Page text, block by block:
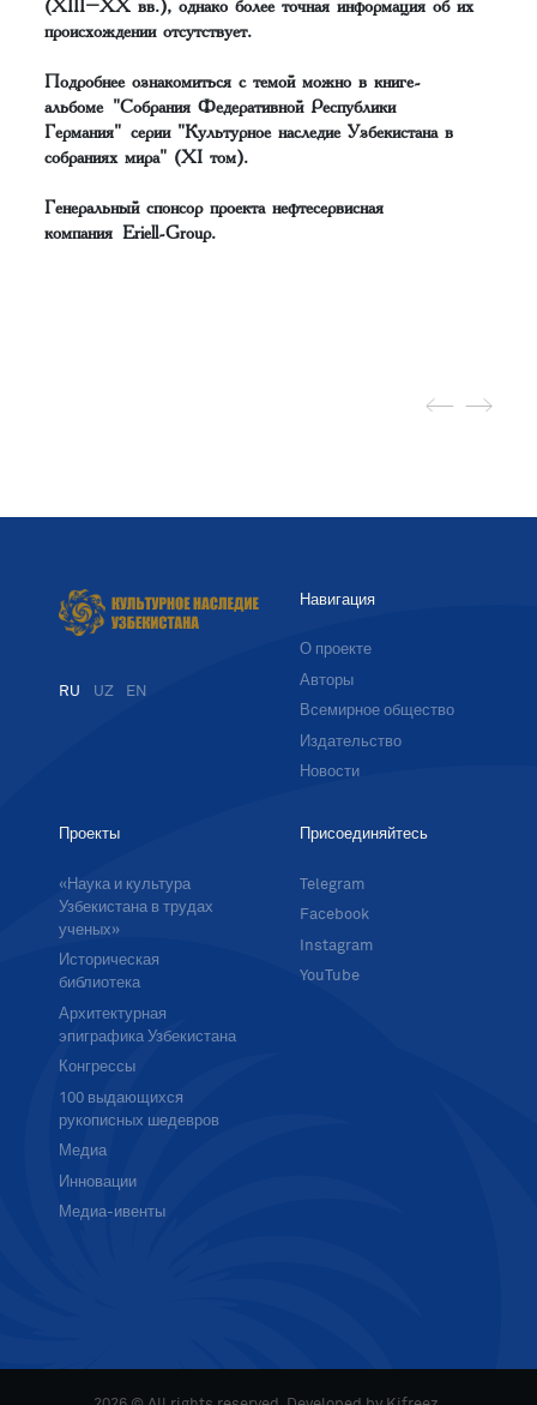
(XIII–XX вв.), однако более точная информация об их
происхождении отсутствует.
Подробнее ознакомиться с темой можно в книге-
альбоме "Собрания Федеративной Республики
Германия" серии "Культурное наследие Узбекистана в
собраниях мира" (XI том).
Генеральный спонсор проекта нефтесервисная
компания Eriell-Group.
RU UZ EN
Навигация
О проекте
Авторы
Всемирное общество
Издательство
Новости
Проекты
«Наука и культура
Узбекистана в трудах
ученых»
Историческая
библиотека
Архитектурная
эпиграфика Узбекистана
Конгрессы
100 выдающихся
рукописных шедевров
Медиа
Инновации
Медиа-ивенты
Присоединяйтесь
Telegram
Facebook
Instagram
YouTube